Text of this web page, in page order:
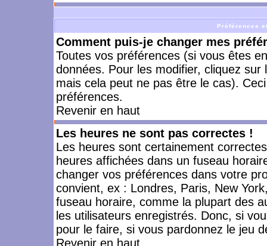
Préférences
Comment puis-je changer mes
Toutes vos préférences (si vous êtes
données. Pour les modifier, cliquez sur
mais cela peut ne pas être le cas).
préférences.
Revenir en haut
Les heures ne sont pas correctes !
Les heures sont certainement
heures affichées dans un fuseau
changer vos préférences dans votre
convient, ex : Londres, Paris, New
fuseau horaire, comme la plupart des
les utilisateurs enregistrés. Donc, si
pour le faire, si vous pardonnez le jeu
Revenir en haut